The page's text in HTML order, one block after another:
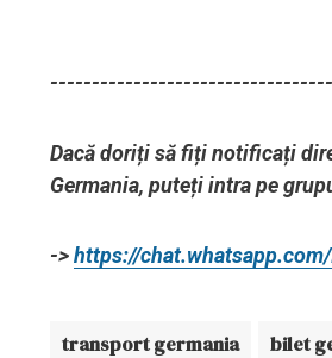
Dacă doriți să fiți notificați
Germania, puteți intra pe
->https://
transport germania bilet